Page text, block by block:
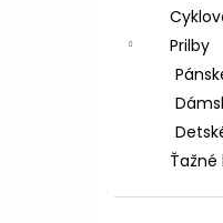
Prilby
Ťažné